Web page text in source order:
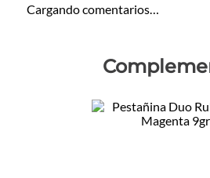
Cargando comentarios…